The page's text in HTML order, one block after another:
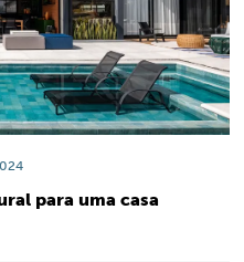
para uma casa